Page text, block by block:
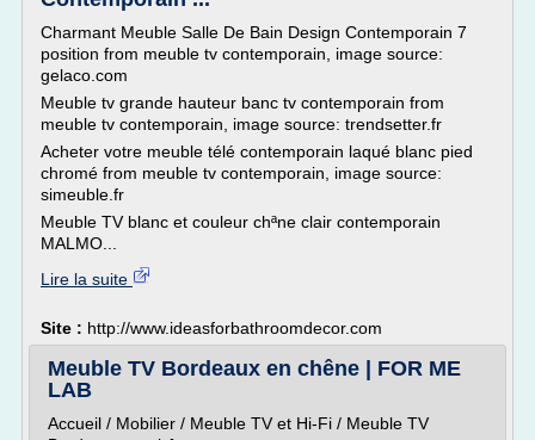
Charmant Meuble Salle De Bain Design Contemporain 7
position from meuble tv contemporain, image source:
gelaco.com
Meuble tv grande hauteur banc tv contemporain from
meuble tv contemporain, image source: trendsetter.fr
Acheter votre meuble télé contemporain laqué blanc pied
chromé from meuble tv contemporain, image source:
simeuble.fr
Meuble TV blanc et couleur chªne clair contemporain
MALMO...
Lire la suite
Site : http://www.ideasforbathroomdecor.com
Meuble TV Bordeaux en chêne | FOR ME
LAB
Accueil / Mobilier / Meuble TV et Hi-Fi / Meuble TV